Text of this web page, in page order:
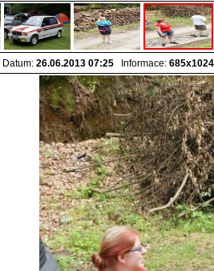
Datum: 26.06.2013 07:25 Informace: